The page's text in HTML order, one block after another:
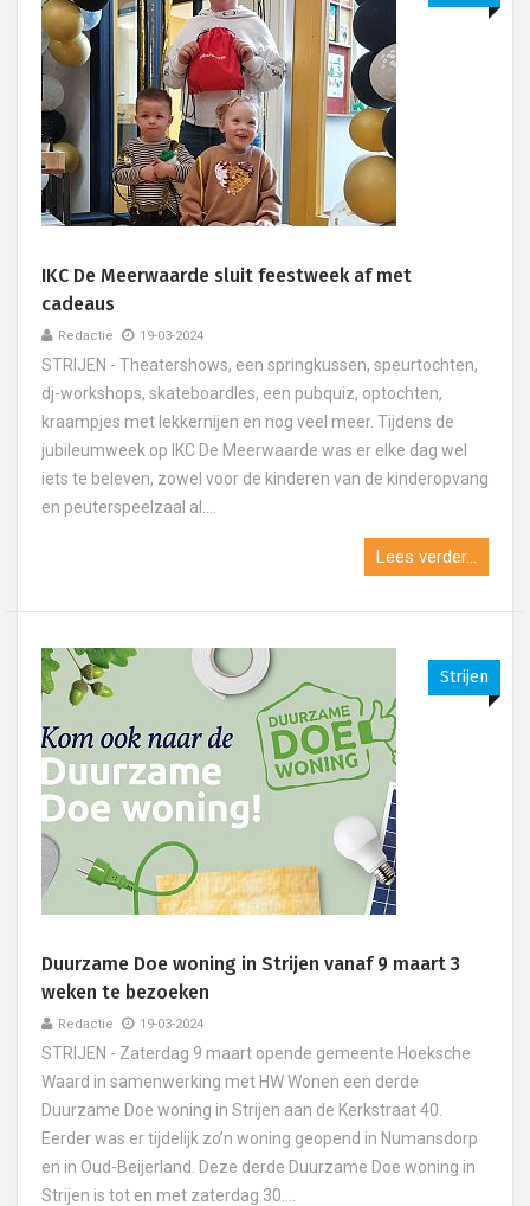
IKC De Meerwaarde sluit feestweek af met
cadeaus
Redactie 19-03-2024
STRIJEN - Theatershows, een springkussen, speurtochten,
dj-workshops, skateboardles, een pubquiz, optochten,
kraampjes met lekkernijen en nog veel meer. Tijdens de
jubileumweek op IKC De Meerwaarde was er elke dag wel
iets te beleven, zowel voor de kinderen van de kinderopvang
en peuterspeelzaal al....
Lees verder...
Strijen
Duurzame Doe woning in Strijen vanaf 9 maart 3
weken te bezoeken
Redactie 19-03-2024
STRIJEN - Zaterdag 9 maart opende gemeente Hoeksche
Waard in samenwerking met HW Wonen een derde
Duurzame Doe woning in Strijen aan de Kerkstraat 40.
Eerder was er tijdelijk zo’n woning geopend in Numansdorp
en in Oud-Beijerland. Deze derde Duurzame Doe woning in
Strijen is tot en met zaterdag 30....